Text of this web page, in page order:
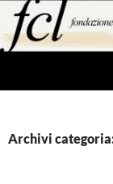
contenuto
Archivi